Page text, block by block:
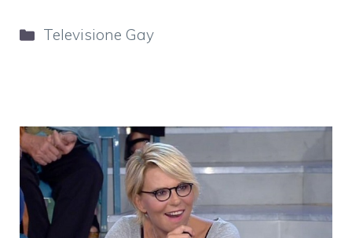
Categorie
Televisione Gay